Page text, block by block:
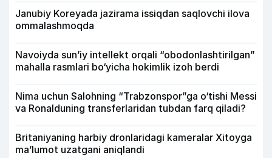
Janubiy Koreyada jazirama issiqdan saqlovchi ilova
ommalashmoqda
Navoiyda sun’iy intellekt orqali “obodonlashtirilgan”
mahalla rasmlari bo‘yicha hokimlik izoh berdi
Nima uchun Salohning “Trabzonspor”ga o‘tishi Messi
va Ronalduning transferlaridan tubdan farq qiladi?
Britaniyaning harbiy dronlaridagi kameralar Xitoyga
ma’lumot uzatgani aniqlandi